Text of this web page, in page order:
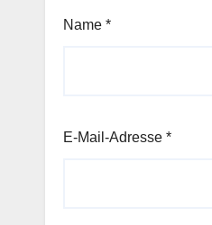
Name *
E-Mail-Adresse *